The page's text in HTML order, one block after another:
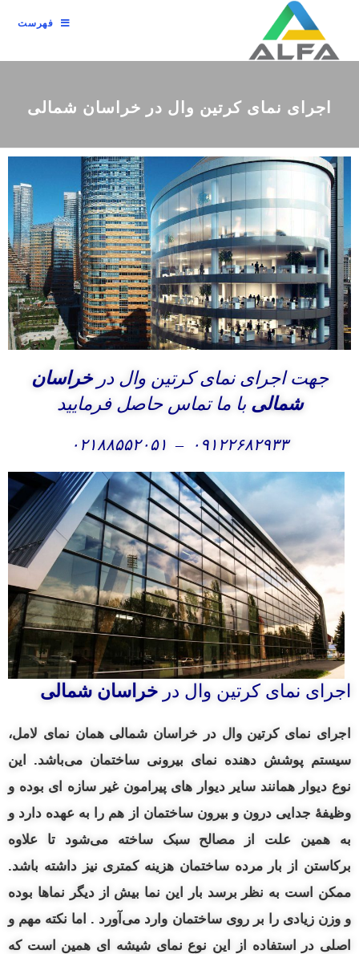
فهرست
اجرای نمای کرتین وال در خراسان شمالی
جهت اجرای نمای کرتین وال درخراسان
شمالیبا ما تماس حاصل فرمایید
۰۹۱۲۲۶۸۲۹۳۳ – ۰۲۱۸۸۵۵۲۰۵۱
اجرای نمای کرتین وال در خراسان شمالی
اجرای نمای کرتین وال در خراسان شمالی همان نمای لامل،
سیستم پوشش دهنده نمای بیرونی ساختمان می‌باشد. این
نوع دیوار همانند سایر دیوار های پیرامون غیر سازه‌ ای بوده و
وظیفهٔ جداییدرون و بیرون ساختمان از هم را به عهده دارد و
به همین علت از مصالح سبک ساخته می‌شود تا علاوه
برکاستن از بار مرده ساختمان هزینه کمتری نیز داشته باشد.
ممکن است به نظر برسد بار این نما بیش از دیگر نماها بوده
و وزن زیادی را بر روی ساختمان وارد می‌آورد . اما نکته مهم و
اصلی در استفاده از این نوع نمای شیشه‌ ای همین است که